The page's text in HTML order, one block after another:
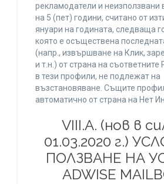
рекламодатели и
на 5 (пет) години, считано от
януари на годината, следваща
която е осъществена
(напр., извършване на Клик,
и т.н.) от страна на
в тези профили, не подлежат на
възстановяване. Същите
автоматично от страна на Нет
VIII.A. (нов в
01.03.2020 г.)
ПОЛЗВАНЕ НА
ADWISE